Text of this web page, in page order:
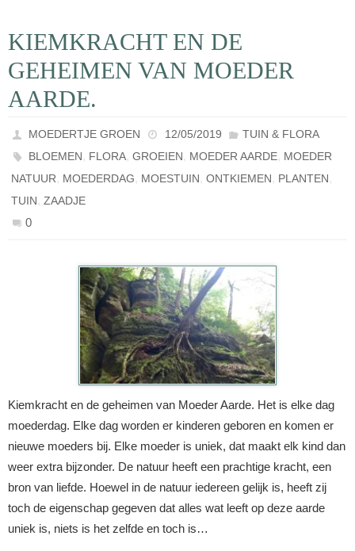
KIEMKRACHT EN DE
GEHEIMEN VAN MOEDER
AARDE.
MOEDERTJE GROEN 12/05/2019
TUIN & FLORA
BLOEMEN, FLORA,GROEIEN, MOEDER AARDE, MOEDER
NATUUR, MOEDERDAG, MOESTUIN, ONTKIEMEN, PLANTEN,
TUIN, ZAADJE
0
Kiemkracht en de geheimen van Moeder Aarde. Het is elke dag
moederdag. Elke dag worden er kinderen geboren en komen er
nieuwe moeders bij. Elke moeder is uniek, dat maakt elk kind dan
weer extra bijzonder. De natuur heeft een prachtige kracht, een
bron van liefde. Hoewel in de natuur iedereen gelijk is, heeft zij
toch de eigenschap gegeven dat alles wat leeft op deze aarde
uniek is, niets is het zelfde en toch is…